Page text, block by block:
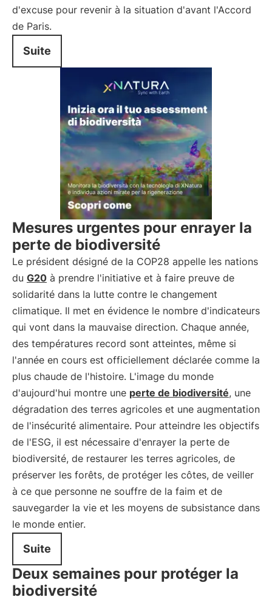
d'excuse pour revenir à la situation d'avant l'Accord
de Paris.
Suite
Mesures urgentes pour enrayer la
perte de biodiversité
Le président désigné de la COP28 appelle les nations
du G20 à prendre l'initiative et à faire preuve de
solidarité dans la lutte contre le changement
climatique. Il met en évidence le nombre d'indicateurs
qui vont dans la mauvaise direction. Chaque année,
des températures record sont atteintes, même si
l'année en cours est officiellement déclarée comme la
plus chaude de l'histoire. L'image du monde
d'aujourd'hui montre une perte de biodiversité, une
dégradation des terres agricoles et une augmentation
de l'insécurité alimentaire. Pour atteindre les objectifs
de l'ESG, il est nécessaire d'enrayer la perte de
biodiversité, de restaurer les terres agricoles, de
préserver les forêts, de protéger les côtes, de veiller
à ce que personne ne souffre de la faim et de
sauvegarder la vie et les moyens de subsistance dans
le monde entier.
Suite
Deux semaines pour protéger la
biodiversité